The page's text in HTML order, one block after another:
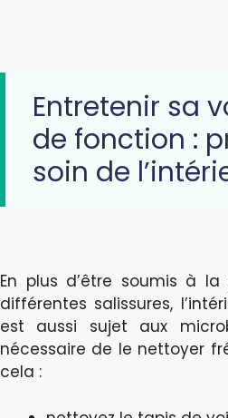
Entretenir sa
de fonction :
soin de
En plus d’être soumis à
différentes salissures,
est aussi sujet aux
nécessaire de le nettoyer
cela :